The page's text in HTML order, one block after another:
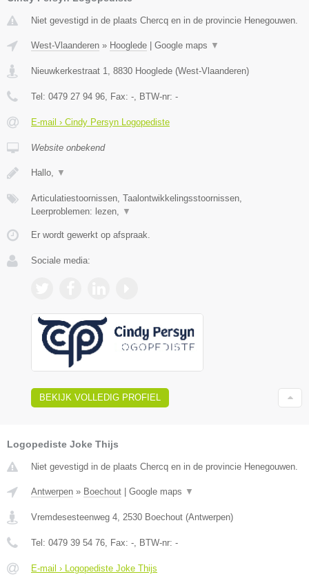
Niet gevestigd in de plaats Chercq en in de provincie Henegouwen.
West-Vlaanderen » Hooglede | Google maps ▼
Nieuwkerkestraat 1 8830 Hooglede (West-Vlaanderen)
Tel: 0479 27 94 96 , Fax: - , BTW-nr: -
E-mail › Cindy Persyn Logopediste
Website onbekend
Hallo, ▼
Articulatiestoornissen, Taalontwikkelingsstoornissen,
Leerproblemen: lezen,
▼
Er wordt gewerkt op afspraak.
Sociale media:
BEKIJK VOLLEDIG PROFIEL
Logopediste Joke Thijs
Niet gevestigd in de plaats Chercq en in de provincie Henegouwen.
Antwerpen » Boechout Google maps ▼
Vremdesesteenweg 4, 2530 Boechout (Antwerpen)
Tel: 0479 39 54 76, Fax: -, BTW-nr: -
E-mail › Logopediste Joke Thijs